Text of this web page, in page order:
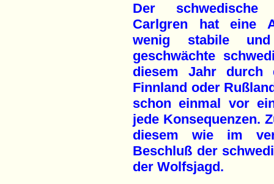
Der schwedische
Carlgren hat eine
wenig stabile
geschwächte
diesem Jahr durch
Finnland oder
schon einmal vor
jede Konsequenzen.
diesem wie im
Beschluß der
der Wolfsjagd.